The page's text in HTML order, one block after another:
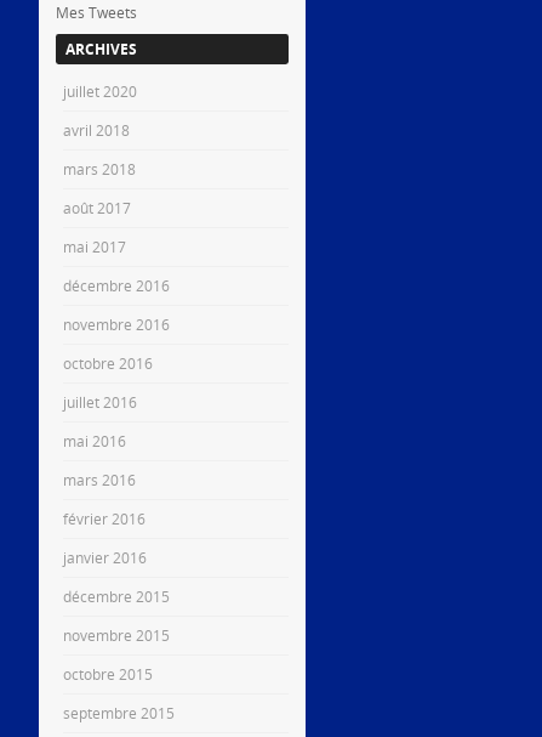
Mes Tweets
ARCHIVES
juillet 2020
avril 2018
mars 2018
août 2017
mai 2017
décembre 2016
novembre 2016
octobre 2016
juillet 2016
mai 2016
mars 2016
février 2016
janvier 2016
décembre 2015
novembre 2015
octobre 2015
septembre 2015